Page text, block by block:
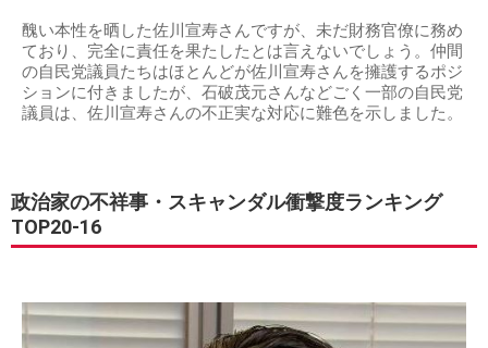
醜い本性を晒した佐川宣寿さんですが、未だ財務官僚に務め
ており、完全に責任を果たしたとは言えないでしょう。仲間
の自民党議員たちはほとんどが佐川宣寿さんを擁護するポジ
ションに付きましたが、石破茂元さんなどごく一部の自民党
議員は、佐川宣寿さんの不正実な対応に難色を示しました。
政治家の不祥事・スキャンダル衝撃度ランキング
TOP20-16